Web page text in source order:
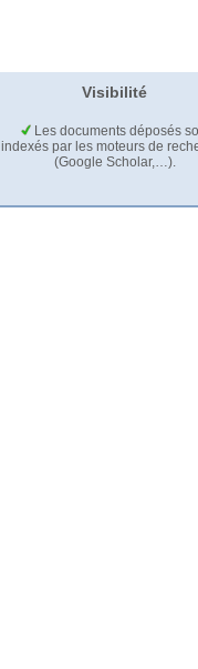
Visibilité
Les documents déposés
indexés par les moteurs de
(Google Scholar,…).